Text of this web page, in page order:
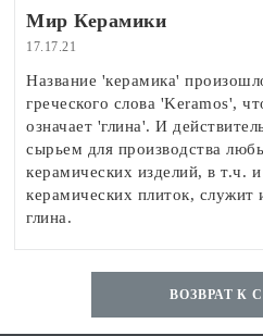
Мир Керамики
17.17.21
Название 'керамика'
греческого слова 'Keramos',
означает 'глина'. И
сырьем для производства
керамических изделий, в т.ч. и
керамических плиток, служит
глина.
ВОЗВРАТ К